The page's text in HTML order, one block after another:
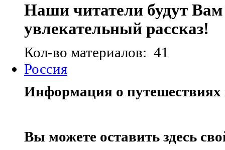
Наши читатели будут
увлекательный рассказ!
Кол-во материалов: 41
Россия
Информация о путешествиях
Вы можете оставить здесь